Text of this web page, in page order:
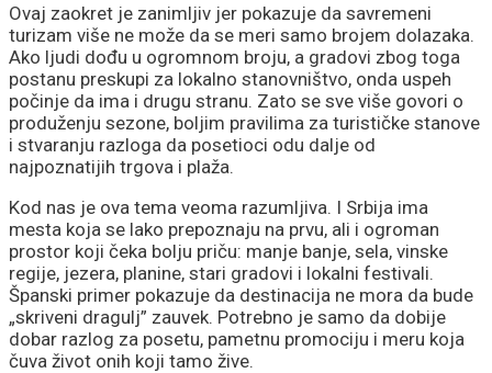
Ovaj zaokret je zanimljiv jer pokazuje da savremeni
turizam više ne može da se meri samo brojem dolazaka.
Ako ljudi dođu u ogromnom broju, a gradovi zbog toga
postanu preskupi za lokalno stanovništvo, onda uspeh
počinje da ima i drugu stranu. Zato se sve više govori o
produženju sezone, boljim pravilima za turističke stanove
i stvaranju razloga da posetioci odu dalje od
najpoznatijih trgova i plaža.
Kod nas je ova tema veoma razumljiva. I Srbija ima
mesta koja se lako prepoznaju na prvu, ali i ogroman
prostor koji čeka bolju priču: manje banje, sela, vinske
regije, jezera, planine, stari gradovi i lokalni festivali.
Španski primer pokazuje da destinacija ne mora da bude
„skriveni dragulj” zauvek. Potrebno je samo da dobije
dobar razlog za posetu, pametnu promociju i meru koja
čuva život onih koji tamo žive.